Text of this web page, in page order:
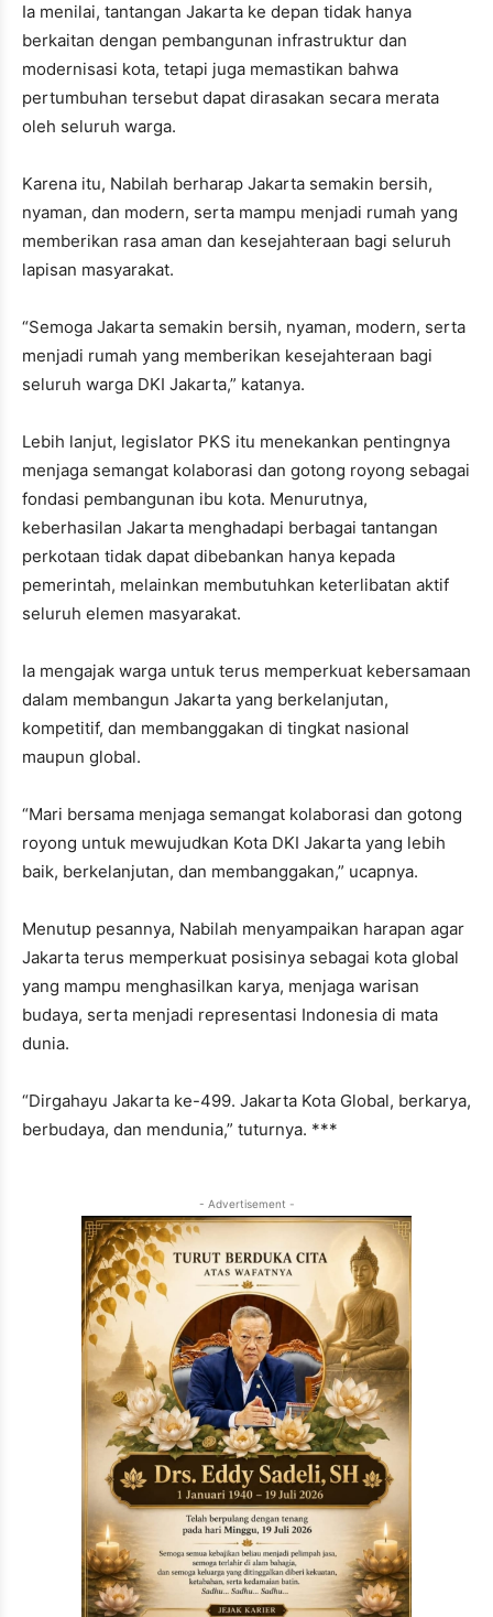
Ia menilai, tantangan Jakarta ke depan tidak hanya
berkaitan dengan pembangunan infrastruktur dan
modernisasi kota, tetapi juga memastikan bahwa
pertumbuhan tersebut dapat dirasakan secara merata
oleh seluruh warga.
Karena itu, Nabilah berharap Jakarta semakin bersih,
nyaman, dan modern, serta mampu menjadi rumah yang
memberikan rasa aman dan kesejahteraan bagi seluruh
lapisan masyarakat.
“Semoga Jakarta semakin bersih, nyaman, modern, serta
menjadi rumah yang memberikan kesejahteraan bagi
seluruh warga DKI Jakarta,” katanya.
Lebih lanjut, legislator PKS itu menekankan pentingnya
menjaga semangat kolaborasi dan gotong royong sebagai
fondasi pembangunan ibu kota. Menurutnya,
keberhasilan Jakarta menghadapi berbagai tantangan
perkotaan tidak dapat dibebankan hanya kepada
pemerintah, melainkan membutuhkan keterlibatan aktif
seluruh elemen masyarakat.
Ia mengajak warga untuk terus memperkuat kebersamaan
dalam membangun Jakarta yang berkelanjutan,
kompetitif, dan membanggakan di tingkat nasional
maupun global.
“Mari bersama menjaga semangat kolaborasi dan gotong
royong untuk mewujudkan Kota DKI Jakarta yang lebih
baik, berkelanjutan, dan membanggakan,” ucapnya.
Menutup pesannya, Nabilah menyampaikan harapan agar
Jakarta terus memperkuat posisinya sebagai kota global
yang mampu menghasilkan karya, menjaga warisan
budaya, serta menjadi representasi Indonesia di mata
dunia.
“Dirgahayu Jakarta ke-499. Jakarta Kota Global, berkarya,
berbudaya, dan mendunia,” tuturnya. ***
- Advertisement -